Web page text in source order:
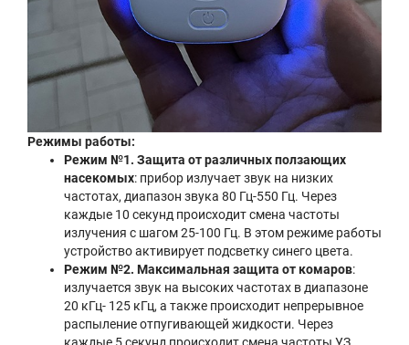
Режимы работы:
Режим №1. Защита от различных ползающих
насекомых: прибор излучает звук на низких
частотах, диапазон звука 80 Гц-550 Гц. Через
каждые 10 секунд происходит смена частоты
излучения с шагом 25-100 Гц. В этом режиме работы
устройство активирует подсветку синего цвета.
Режим №2. Максимальная защита от комаров:
излучается звук на высоких частотах в диапазоне
20 кГц- 125 кГц, а также происходит непрерывное
распыление отпугивающей жидкости. Через